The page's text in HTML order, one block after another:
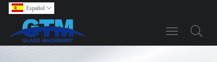
Español 
Toggle